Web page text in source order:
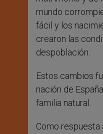
mundo
fácil y los
crearon las
despoblación.
Estos cambios
nación de
familia natural.
Como respuesta